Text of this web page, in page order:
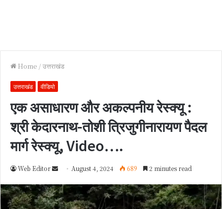
Home /उत्तराखंड
उत्तराखंड वीडियो
एक असाधारण और अकल्पनीय रेस्क्यू :
श्री केदारनाथ-तोशी त्रिजुगीनारायण पैदल
मार्ग रेस्क्यू, Video….
Web Editor
n
d
August 4, 2024 689 2 minutes read